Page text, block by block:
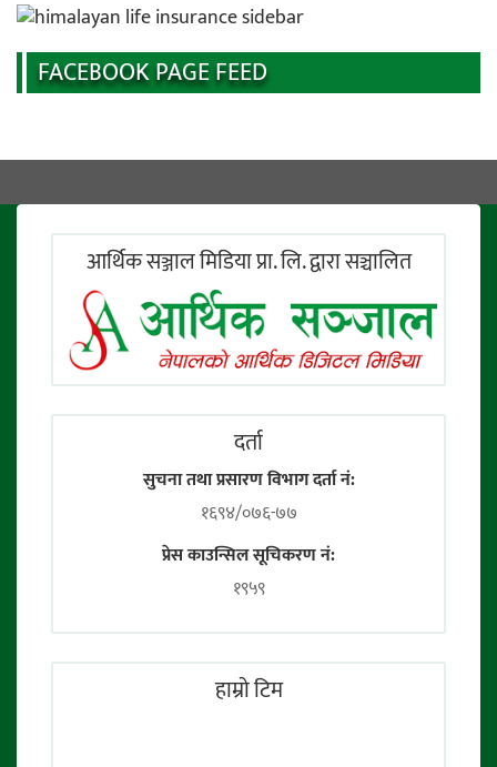
FACEBOOK PAGE FEED
आर्थिक सञ्जाल मिडिया प्रा. लि. द्वारा सञ्चालित
दर्ता
सुचना तथा प्रसारण विभाग दर्ता नं:
१६९४/०७६-७७
प्रेस काउन्सिल सूचिकरण नं:
१९५९
हाम्राे टिम